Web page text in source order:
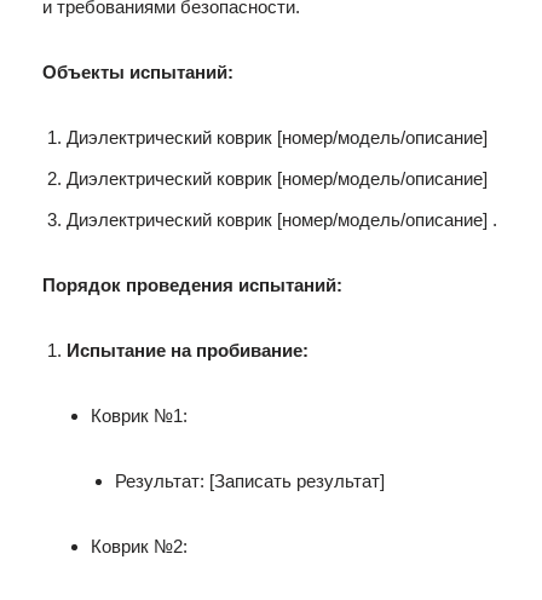
и требованиями безопасности.
Объекты испытаний:
Диэлектрический коврик [номер/модель/описание]
Диэлектрический коврик [номер/модель/описание]
Диэлектрический коврик [номер/модель/описание] .
Порядок проведения испытаний:
Испытание на пробивание:
Коврик №1:
Результат: [Записать результат]
Коврик №2: